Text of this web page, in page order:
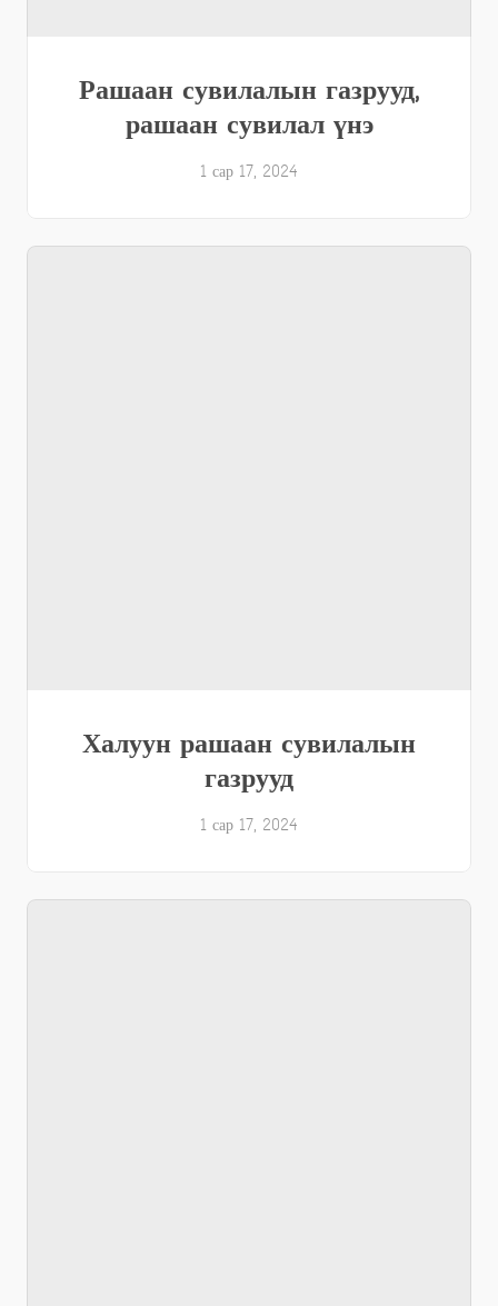
Рашаан сувилалын газрууд,
рашаан сувилал үнэ
1 сар 17, 2024
Халуун рашаан сувилалын
газрууд
1 сар 17, 2024